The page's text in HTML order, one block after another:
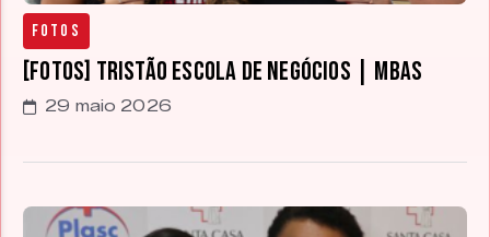
Fotos
[FOTOS] Tristão Escola de Negócios | MBAs
29 maio 2026